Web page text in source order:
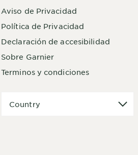
Aviso de Privacidad
Política de Privacidad
Declaración de accesibilidad
Sobre Garnier
Terminos y condiciones
Country